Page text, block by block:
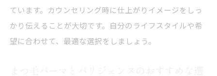
ています。カウンセリング時に仕上がりイメージをしっ
かり伝えることが大切です。自分のライフスタイルや希
望に合わせて、最適な選択をしましょう。